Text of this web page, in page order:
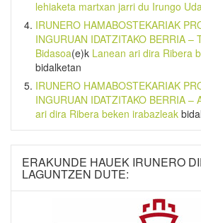
lehiaketa martxan jarri du Irungo
IRUNERO HAMABOSTEKARIAK
INGURUAN IDATZITAKO BERRIA –
Bidasoa(e)k Lanean ari dira Ribera
bidalketan
IRUNERO HAMABOSTEKARIAK
INGURUAN IDATZITAKO BERRIA –
ari dira Ribera beken irabazleak
ERAKUNDE HAUEK IRUNERO
LAGUNTZEN DUTE: